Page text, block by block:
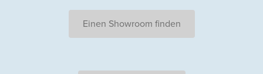
Einen Showroom finden